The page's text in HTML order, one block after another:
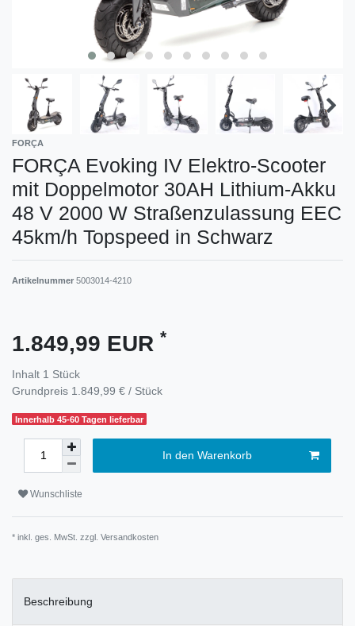
FORÇA
FORÇA Evoking IV Elektro-Scooter
mit Doppelmotor 30AH Lithium-Akku
48 V 2000 W Straßenzulassung EEC
45km/h Topspeed in Schwarz
Artikelnummer 5003014-4210
1.849,99 EUR *
Inhalt 1 Stück
Grundpreis 1.849,99 € / Stück
Innerhalb 45-60 Tagen lieferbar
In den Warenkorb
Wunschliste
* inkl. ges. MwSt. zzgl. Versandkosten
Beschreibung